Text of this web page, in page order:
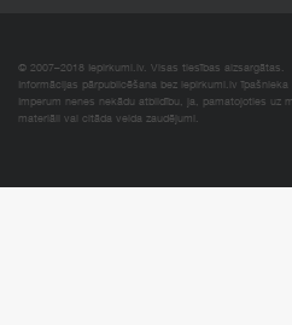
© 2007–2018 Iepirkumi.lv. Visas tiesības aizsargātas.
Informācijas pārpublicēšana bez iepirkumi.lv
Imperum nenes nekādu atbildību, ja, pamatojoties uz
materiāli vai citāda veida zaudējumi.